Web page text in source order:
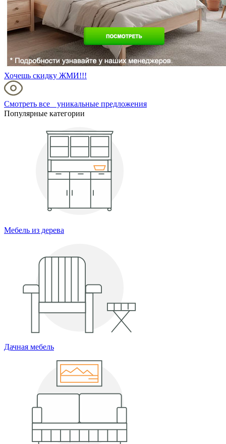
Хочешь скидку ЖМИ!!!
Смотреть все уникальные предложения
Популярные категории
Мебель из дерева
Дачная мебель